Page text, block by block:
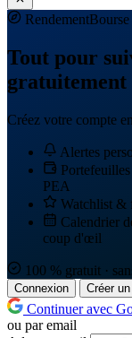
RendementBourse
Tout pour
gratuitement
Créez votre compte
Alertes
PEA
Watchlist &
Calendrier
coup d'œil
100 % gratuit ·
Connexion Créer
Continuer avec
ou par email